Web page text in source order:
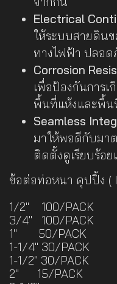
Electrical
ให้ระบบสายดิน
ทางไฟฟ้า ปลอด
Corrosion
เพื่อป้องกันการเ
พื้นที่แห้งและพื้
Seamless
มาให้พอดีกับมา
ติดตั้งดูเรียบร้อย
ข้อต่อท่อหนา คุปปิ้ง (
1/2" 100/PACK
3/4" 100/PACK
1" 50/PACK
1-1/4" 30/PACK
1-1/2" 30/PACK
2" 15/PACK